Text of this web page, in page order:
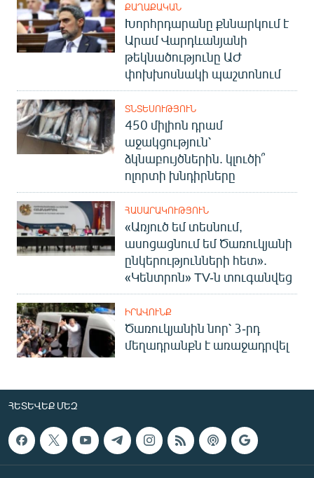
ՔԱՂԱՔԱԿԱՆ
Խորհրդարանը քննարկում է
Արամ Վարդևանյանի
թեկնածությունը ԱԺ
փոխխոսնակի պաշտոնում
ՏՆՏԵՍՈՒԹՅՈՒՆ
450 միլիոն դրամ
աջակցություն՝
ձկնաբույծներին. կլուծի՞
ոլորտի խնդիրները
ՀԱՍԱՐԱԿՈՒԹՅՈՒՆ
«Առյուծ եմ տեսնում,
ասոցացնում եմ Ծառուկյանի
ընկերությունների հետ».
«Կենտրոն» TV-ն տուգանվեց
ԻՐԱՎՈՒՆՔ
Ծառուկյանին նոր՝ 3-րդ
մեղադրանքն է առաջադրվել
ՀԵՏԵՎԵՔ ՄԵԶ